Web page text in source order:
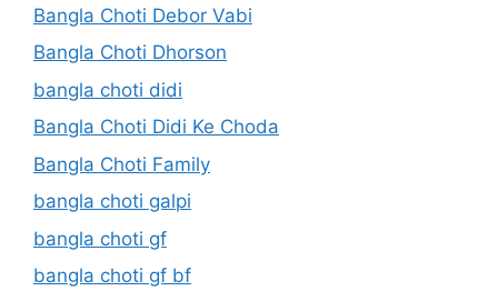
Bangla Choti Debor Vabi
Bangla Choti Dhorson
bangla choti didi
Bangla Choti Didi Ke Choda
Bangla Choti Family
bangla choti galpi
bangla choti gf
bangla choti gf bf